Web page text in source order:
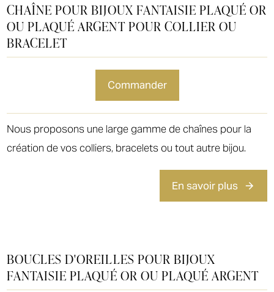
CHAÎNE POUR BIJOUX FANTAISIE PLAQUÉ OR
OU PLAQUÉ ARGENT POUR COLLIER OU
BRACELET
commander
Nous proposons une large gamme de chaînes pour la
création de vos colliers, bracelets ou tout autre bijou.
En savoir plus
BOUCLES D'OREILLES POUR BIJOUX
FANTAISIE PLAQUÉ OR OU PLAQUÉ ARGENT